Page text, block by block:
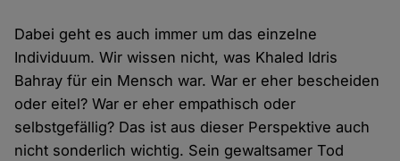
Dabei geht es auch immer um das einzelne
Individuum. Wir wissen nicht, was Khaled Idris
Bahray für ein Mensch war. War er eher bescheiden
oder eitel? War er eher empathisch oder
selbstgefällig? Das ist aus dieser Perspektive auch
nicht sonderlich wichtig. Sein gewaltsamer Tod